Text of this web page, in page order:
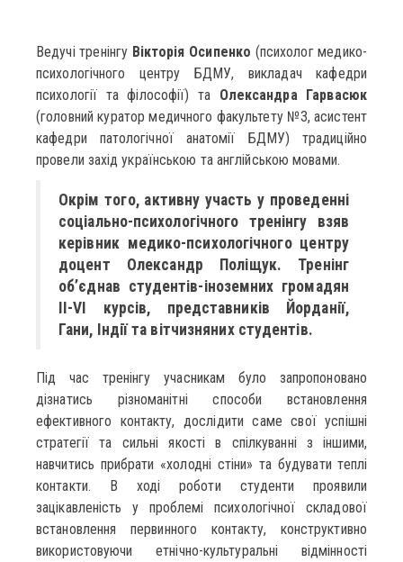
Ведучі тренінгу Вікторія Осипенко (психолог медико-
психологічного центру БДМУ, викладач кафедри
психології та філософії) та Олександра Гарвасюк
(головний куратор медичного факультету №3, асистент
кафедри патологічної анатомії БДМУ) традиційно
провели захід українською та англійською мовами.
Окрім того, активну участь у проведенні
соціально-психологічного тренінгу взяв
керівник медико-психологічного центру
доцент Олександр Поліщук. Тренінг
об’єднав студентів-іноземних громадян
ІІ-VI курсів, представників Йорданії,
Гани, Індії та вітчизняних студентів.
Під час тренінгу учасникам було запропоновано
дізнатись різноманітні способи встановлення
ефективного контакту, дослідити саме свої успішні
стратегії та сильні якості в спілкуванні з іншими,
навчитись прибрати «холодні стіни» та будувати теплі
контакти. В ході роботи студенти проявили
зацікавленість у проблемі психологічної складової
встановлення первинного контакту, конструктивно
використовуючи етнічно-культуральні відмінності